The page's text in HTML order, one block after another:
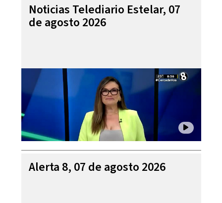
Noticias Telediario Estelar, 07
de agosto 2026
Alerta 8, 07 de agosto 2026